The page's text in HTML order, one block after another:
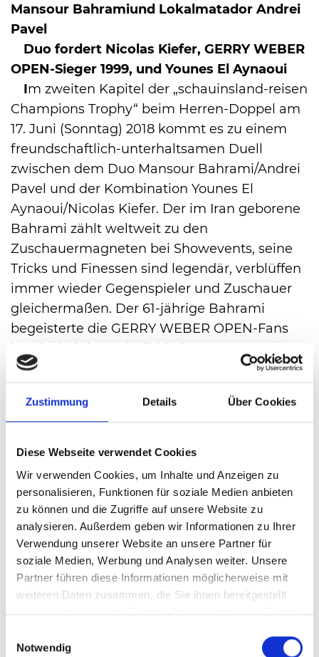
Zustimmung Details Über Cookies
Diese Webseite verwendet Cookies
Wir verwenden Cookies, um Inhalte und Anzeigen zu
personalisieren, Funktionen für soziale Medien anbieten
zu können und die Zugriffe auf unsere Website zu
analysieren. Außerdem geben wir Informationen zu Ihrer
Verwendung unserer Website an unsere Partner für
soziale Medien, Werbung und Analysen weiter. Unsere
Partner führen diese Informationen möglicherweise mit
weiteren Daten zusammen, die Sie ihnen bereitgestellt
haben oder die sie im Rahmen Ihrer Nutzung der Dienste
Notwendig
Mansour Bahramiund Lokalmatador Andrei
Pavel
Duo fordert Nicolas Kiefer, GERRY WEBER
OPEN-Sieger 1999, und Younes El Aynaoui
Im zweiten Kapitel der „schauinsland-reisen
Champions Trophy“ beim Herren-Doppel am
17. Juni (Sonntag) 2018 kommt es zu einem
freundschaftlich-unterhaltsamen Duell
zwischen dem Duo Mansour Bahrami/Andrei
Pavel und der Kombination Younes El
Aynaoui/Nicolas Kiefer. Der im Iran geborene
Bahrami zählt weltweit zu den
Zuschauermagneten bei Showevents, seine
Tricks und Finessen sind legendär, verblüffen
immer wieder Gegenspieler und Zuschauer
gleichermaßen. Der 61-jährige Bahrami
begeisterte die GERRY WEBER OPEN-Fans
bereits bei den Feierlichkeiten zum
Jubiläumsturnier. Als Partner für den „Tennis-
Magier“ verpflichtete Turnierdirektor Ralf
Weber den 43-jährigen Andrei Pavel, der
während seiner Profikarriere lange Jahre
seinen Lebensmittelpunkt im nahen
Borgholzhausen hatte. Pavel gehörte auch
dem GERRY WEBER BreakPoint-Team in
HalleWestfalen an, spielte zudem in der
Tennis-Bundesliga regelmäßig für den TC
Blau-Weiss Halle. Gegenwärtig wirkt der
Haller Lokalmatador als rumänischer Davis
Cup-Kapitän und unterstützt als Trainer die
Bei dieser sonntäglichen Partie der